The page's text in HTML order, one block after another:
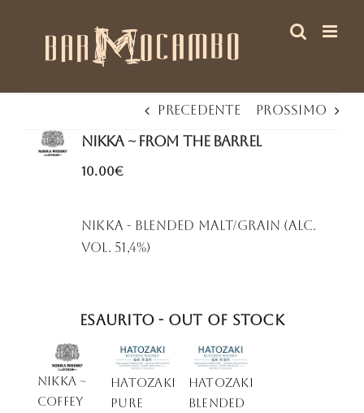
Precedente Prossimo
Nikka ~ From the Barrel
10.00€
Nikka - Blended Malt/Grain (Alc.
Vol. 51,4%)
Esaurito - Out of stock
Nikka ~
Coffey
Hatozaki
Pure
Hatozaki
Blended